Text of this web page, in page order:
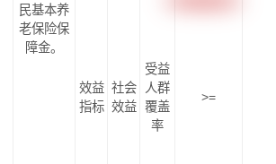
民基本养
老保险保
障金。
效益
指标
社会
效益
受益
人群
覆盖
率
>=